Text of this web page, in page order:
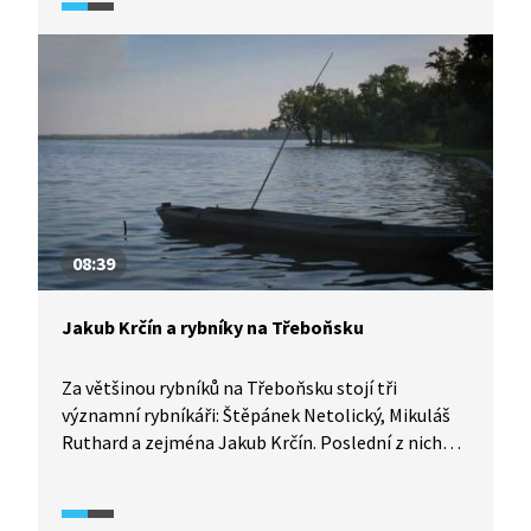
Valdek inspirací pro spisovatele a také oblíbeným
cílem výletů skautů a trampů. Od roku 1965 je hrad
08:39
Jakub Krčín a rybníky na Třeboňsku
Za většinou rybníků na Třeboňsku stojí tři
významní rybníkáři: Štěpánek Netolický, Mikuláš
Ruthard a zejména Jakub Krčín. Poslední z nich
a ohrožoval opevnění vybudované Netolickým.